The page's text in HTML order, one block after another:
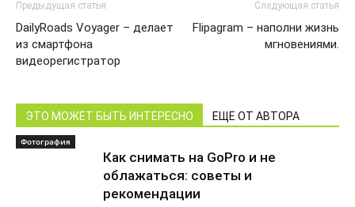
Предыдущая статья
DailyRoads Voyager – делает
из смартфона
видеорегистратор
Следующая статья
Flipagram – наполни жизнь
мгновениями.
ЭТО МОЖЕТ БЫТЬ ИНТЕРЕСНО ЕЩЕ ОТ АВТОРА
Фотография
Как снимать на GoPro и не
облажаться: советы и
рекомендации